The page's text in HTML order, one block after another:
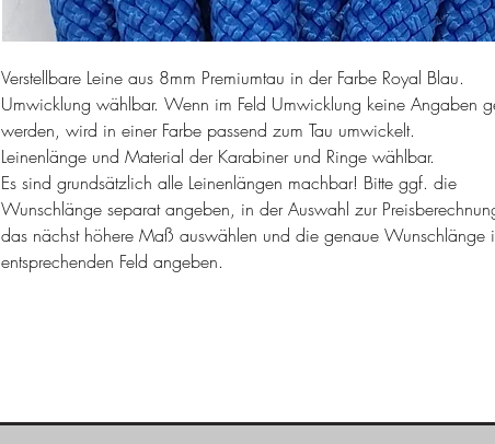
Verstellbare Leine aus 8mm Premiumtau in der Farbe Royal Blau.
Umwicklung wählbar. Wenn im Feld Umwicklung keine Angaben
werden, wird in einer Farbe passend zum Tau umwickelt.
Leinenlänge und Material der Karabiner und Ringe wählbar.
Es sind grundsätzlich alle Leinenlängen machbar! Bitte ggf. die
Wunschlänge separat angeben, in der Auswahl zur
das nächst höhere Maß auswählen und die genaue Wunschlänge
entsprechenden Feld angeben.